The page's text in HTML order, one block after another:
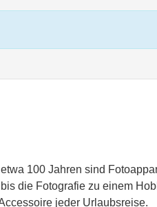
100 Jahren sind
die Fotografie zu einem
jeder Urlaubsreise.